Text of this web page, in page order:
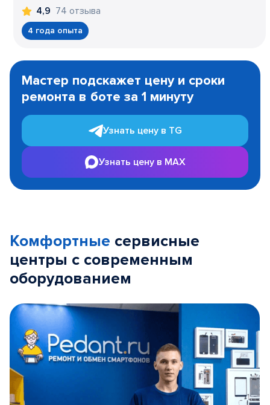
4,9 74 отзыва
4 года опыта
1
Мастер подскажет цену и сроки
ремонта в боте за 1 минуту
Узнать цену в TG
Узнать цену в MAX
Комфортные сервисные
центры с современным
оборудованием